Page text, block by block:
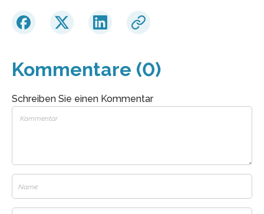
Kommentare (0)
Schreiben Sie einen Kommentar